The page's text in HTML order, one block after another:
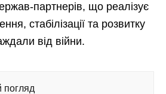
партнерів, що реалізує
стабілізації та розвитку
від війни.
погляд